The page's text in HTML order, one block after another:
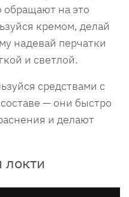
на это
кремом, делай
надевай перчатки
и светлой.
средствами с
— они быстро
и делают
локти